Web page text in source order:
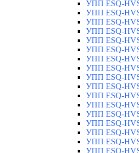
УПП ESQ-
УПП ESQ-
УПП ESQ-
УПП ESQ-
УПП ESQ-
УПП ESQ-
УПП ESQ-
УПП ESQ-
УПП ESQ-
УПП ESQ-
УПП ESQ-
УПП ESQ-
УПП ESQ-
УПП ESQ-
УПП ESQ-
УПП ESQ-
УПП ESQ-